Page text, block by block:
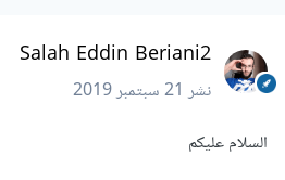
Salah Eddin Beriani2
نشر21 سبتمبر 2019
السلام عليكم